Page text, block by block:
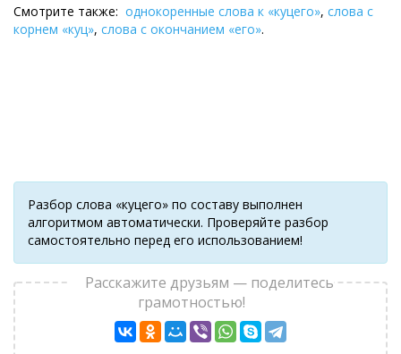
Смотрите также: однокоренные слова к «куцего», слова с
корнем «куц», слова с окончанием «его».
Разбор слова «куцего» по составу выполнен
алгоритмом автоматически. Проверяйте разбор
самостоятельно перед его использованием!
Расскажите друзьям — поделитесь
грамотностью!